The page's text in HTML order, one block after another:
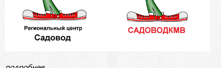
подробнее